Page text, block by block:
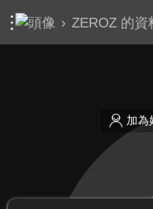
› ZEROZ 的資
加為